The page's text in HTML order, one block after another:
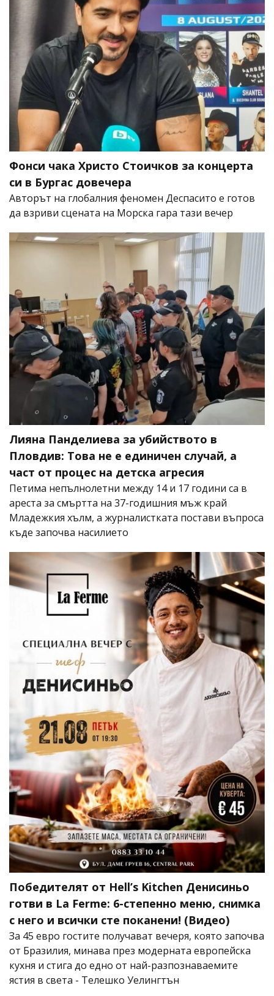
Фонси чака Христо Стоичков за концерта
си в Бургас довечера
Авторът на глобалния феномен Деспасито е готов
да взриви сцената на Морска гара тази вечер
Лияна Панделиева за убийството в
Пловдив: Това не е единичен случай, а
част от процес на детска агресия
Петима непълнолетни между 14 и 17 години са в
ареста за смъртта на 37-годишния мъж край
Младежкия хълм, а журналистката постави въпроса
къде започва насилието
Победителят от Hell’s Kitchen Денисиньо
готви в La Ferme: 6-степенно меню, снимка
с него и всички сте поканени! (Видео)
За 45 евро гостите получават вечеря, която започва
от Бразилия, минава през модерната европейска
кухня и стига до едно от най-разпознаваемите
ястия в света - Телешко Уелингтън